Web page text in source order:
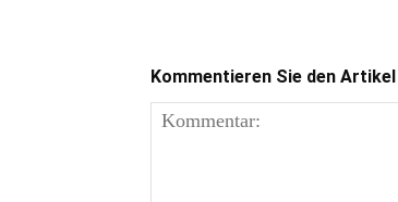
Kommentieren Sie den Artikel